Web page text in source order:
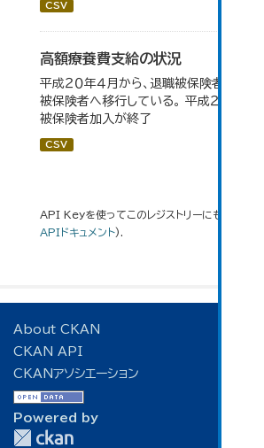
CSV
高額療養費支給の状況
平成２０年４月から、退職被保険者のうち
被保険者へ移行している。 平成２７年４月
被保険者加入が終了
CSV
API Keyを使ってこのレジストリーにもアクセス
APIドキュメント).
About CKAN
CKAN API
CKANアソシエーション
Powered by